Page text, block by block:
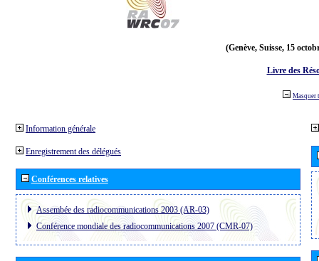
(Genève, Suisse, 15
Livre des
Masquer
Information générale
Enregistrement des délégués
Conférences relatives
Assembée des radiocommunications 2003 (AR-03)
Conférence mondiale des radiocommunications 2007 (CMR-07)